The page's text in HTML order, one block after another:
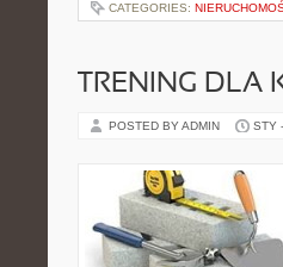
CATEGORIES:
TRENING DLA
POSTED BY ADMIN STY